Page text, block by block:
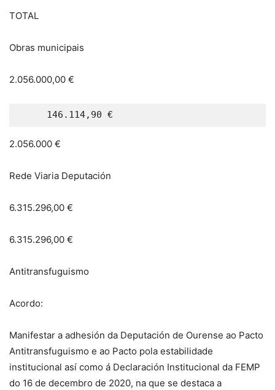
TOTAL
Obras municipais
2.056.000,00 €
     146.114,90 €
2.056.000 €
Rede Viaria Deputación
6.315.296,00 €
6.315.296,00 €
Antitransfuguismo
Acordo:
Manifestar a adhesión da Deputación de Ourense ao Pacto
Antitransfuguismo e ao Pacto pola estabilidade
institucional así como á Declaración Institucional da FEMP
do 16 de decembro de 2020, na que se destaca a